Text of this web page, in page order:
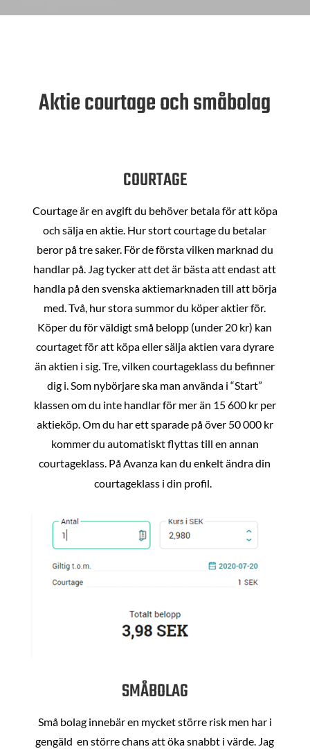
Aktie courtage och småbolag
COURTAGE
Courtage är en avgift du behöver betala för att köpa
och sälja en aktie. Hur stort courtage du betalar
beror på tre saker. För de första vilken marknad du
handlar på. Jag tycker att det är bästa att endast att
handla på den svenska aktiemarknaden till att börja
med. Två, hur stora summor du köper aktier för.
Köper du för väldigt små belopp (under 20 kr) kan
courtaget för att köpa eller sälja aktien vara dyrare
än aktien i sig. Tre, vilken courtageklass du befinner
dig i. Som nybörjare ska man använda i “Start”
klassen om du inte handlar för mer än 15 600 kr per
aktieköp. Om du har ett sparade på över 50 000 kr
kommer du automatiskt flyttas till en annan
courtageklass. På Avanza kan du enkelt ändra din
courtageklass i din profil.
SMÅBOLAG
Små bolag innebär en mycket större risk men har i
gengäld en större chans att öka snabbt i värde. Jag